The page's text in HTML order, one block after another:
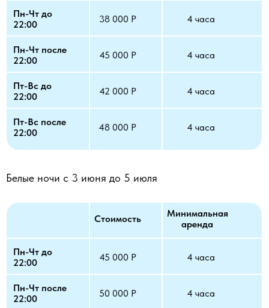
Белые ночи с 3 июня до 5 июля
Пн-Чт до
22:00
45 000 Р
Стоимость
Пн-Чт после
22:00
Минимальная
аренда
50 000 Р
4 часа
4 часа
Пн-Чт до
22:00
38 000 Р
Пн-Чт после
22:00
45 000 Р
4 часа
4 часа
Пт-Вс до
22:00
Пт-Вс после
22:00
42 000 Р 4 часа
48 000 Р 4 часа